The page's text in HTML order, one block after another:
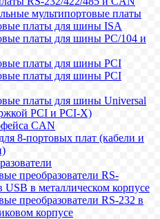
мультипортовые платы
платы для шины ISA
платы для шины PC/104 и
платы для шины PCI
платы для шины PCI
платы для шины Universal
PCI и PCI-X)
CAN
8-портовых плат (кабели и
преобразователи RS-
USB в металлическом корпусе
преобразователи RS-232 в
корпусе